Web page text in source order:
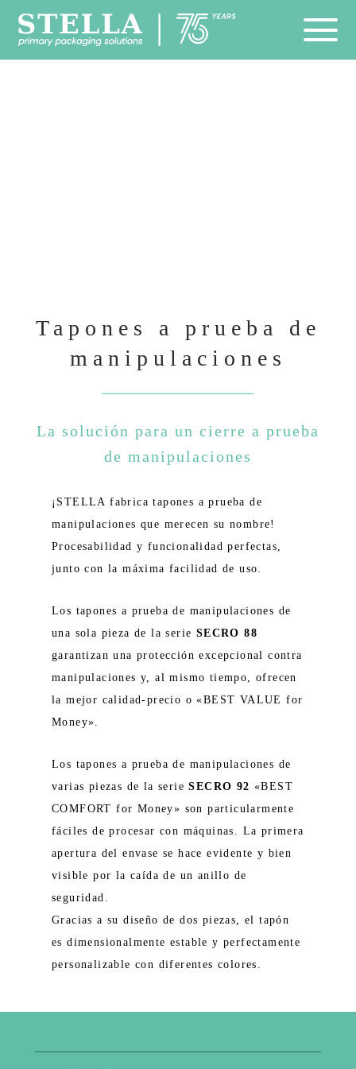
Tapones a prueba de
manipulaciones
La solución para un cierre a prueba
de manipulaciones
¡STELLA fabrica tapones a prueba de
manipulaciones que merecen su nombre!
Procesabilidad y funcionalidad perfectas,
junto con la máxima facilidad de uso.
Los tapones a prueba de manipulaciones de
una sola pieza de la serie SECRO 88
garantizan una protección excepcional contra
manipulaciones y, al mismo tiempo, ofrecen
la mejor calidad-precio o «BEST VALUE for
Money».
Los tapones a prueba de manipulaciones de
varias piezas de la serieSECRO 92 «BEST
COMFORT for Money» son particularmente
fáciles de procesar con máquinas. La primera
apertura del envase se hace evidente y bien
visible por la caída de un anillo de
seguridad.
Gracias a su diseño de dos piezas, el tapón
es dimensionalmente estable y perfectamente
personalizable con diferentes colores.